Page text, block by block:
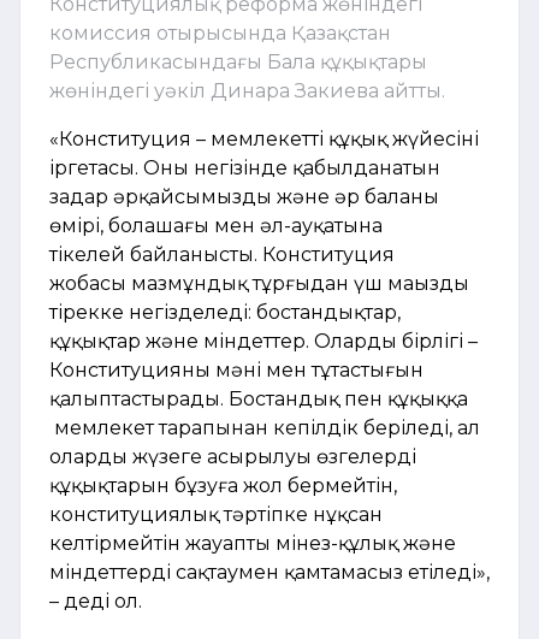
комиссия отырысында Қазақстан
Республикасындағы Бала құқықтары
жөніндегі уәкіл Динара Закиева айтты.
«Конституция – мемлекеттің құқық жүйесінің
іргетасы. Оның негізінде қабылданатын
заңдар әрқайсымыздың және әр баланың
өмірі, болашағы мен әл-ауқатына
тікелей байланысты. Конституция
жобасы мазмұндық тұрғыдан үш маңызды
тірекке негізделеді: бостандықтар,
құқықтар және міндеттер. Олардың бірлігі –
Конституцияның мәні мен тұтастығын
қалыптастырады. Бостандық пен құқыққа
мемлекет тарапынан кепілдік беріледі, ал
олардың жүзеге асырылуы өзгелердің
құқықтарын бұзуға жол бермейтін,
конституциялық тәртіпке нұқсан
келтірмейтін жауапты мінез-құлық және
міндеттерді сақтаумен қамтамасыз етіледі»,
– деді ол.